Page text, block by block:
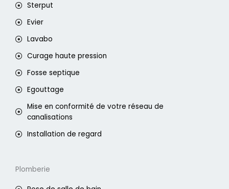
Sterput
Evier
Lavabo
Curage haute pression
Fosse septique
Egouttage
Mise en conformité de votre réseau de
canalisations
Installation de regard
Plomberie